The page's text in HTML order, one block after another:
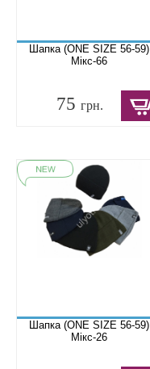
Шапка (ONE SIZE 56-59)
Мікс-66
75грн.
Шапка (ONE SIZE 56-59)
Мікс-26